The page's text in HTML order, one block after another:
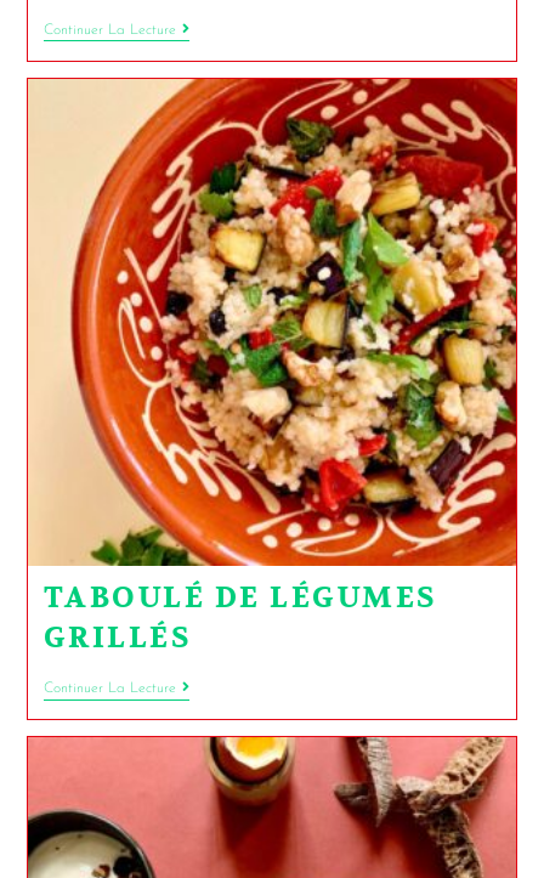
Continuer La Lecture
TABOULÉ DE LÉGUMES
GRILLÉS
Continuer La Lecture